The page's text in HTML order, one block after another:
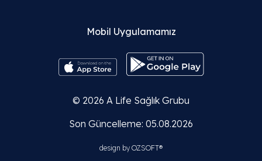
Mobil Uygulamamız
© 2026 A Life Sağlık Grubu
Son Güncelleme: 05.08.2026
design by OZSOFT®